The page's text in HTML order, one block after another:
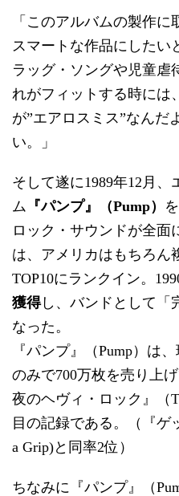
「このアルバムの製作
スマートな作品にしたい
ラッグ・ソングや児童虐
れがフィットする時には
が”エアロスミス”なんだ
い。」
そして遂に1989年12月
ム 『パンプ』（Pump）
ロック・サウンドが全面
は、アメリカはもちろん
TOP10にランクイン。
獲得し、バンドとして「
なった。
『パンプ』（Pump）は
のみで700万枚を売り上
夜のヘヴィ・ロック』（
目の記録である。（『ゲ
a Grip)と同率2位）
ちなみに『パンプ』（